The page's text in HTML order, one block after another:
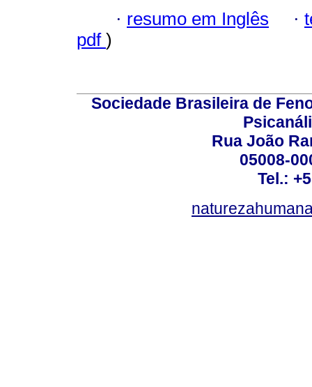
· resumo em Inglês ·
pdf )
Sociedade Brasileira de
Rua João
05008-
Tel.: